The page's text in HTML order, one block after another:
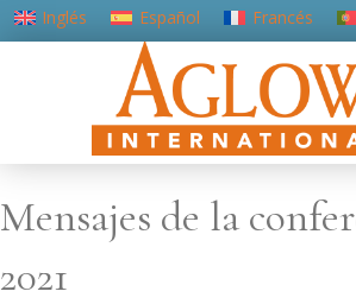
Inglés Español Francés
Mensajes de la
2021